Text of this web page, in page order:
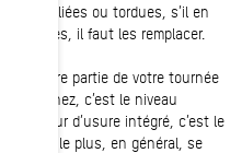
sont pliées ou tordues, s’il en
usées, il faut les remplacer.
faire partie de votre tournée
examinez, c’est le niveau
l’indicateur d’usure intégré, c’est le
s’use le plus, en général, se